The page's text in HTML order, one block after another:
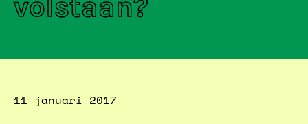
volstaan?
11 januari 2017